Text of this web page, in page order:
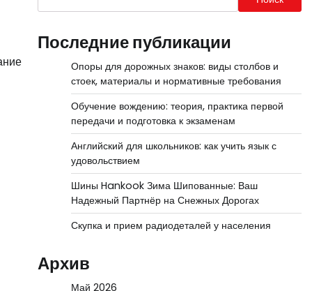
Последние публикации
Опоры для дорожных знаков: виды столбов и
стоек, материалы и нормативные требования
Обучение вождению: теория, практика первой
передачи и подготовка к экзаменам
Английский для школьников: как учить язык с
удовольствием
Шины Hankook Зима Шипованные: Ваш
Надежный Партнёр на Снежных Дорогах
Скупка и прием радиодеталей у населения
Архив
Май 2026